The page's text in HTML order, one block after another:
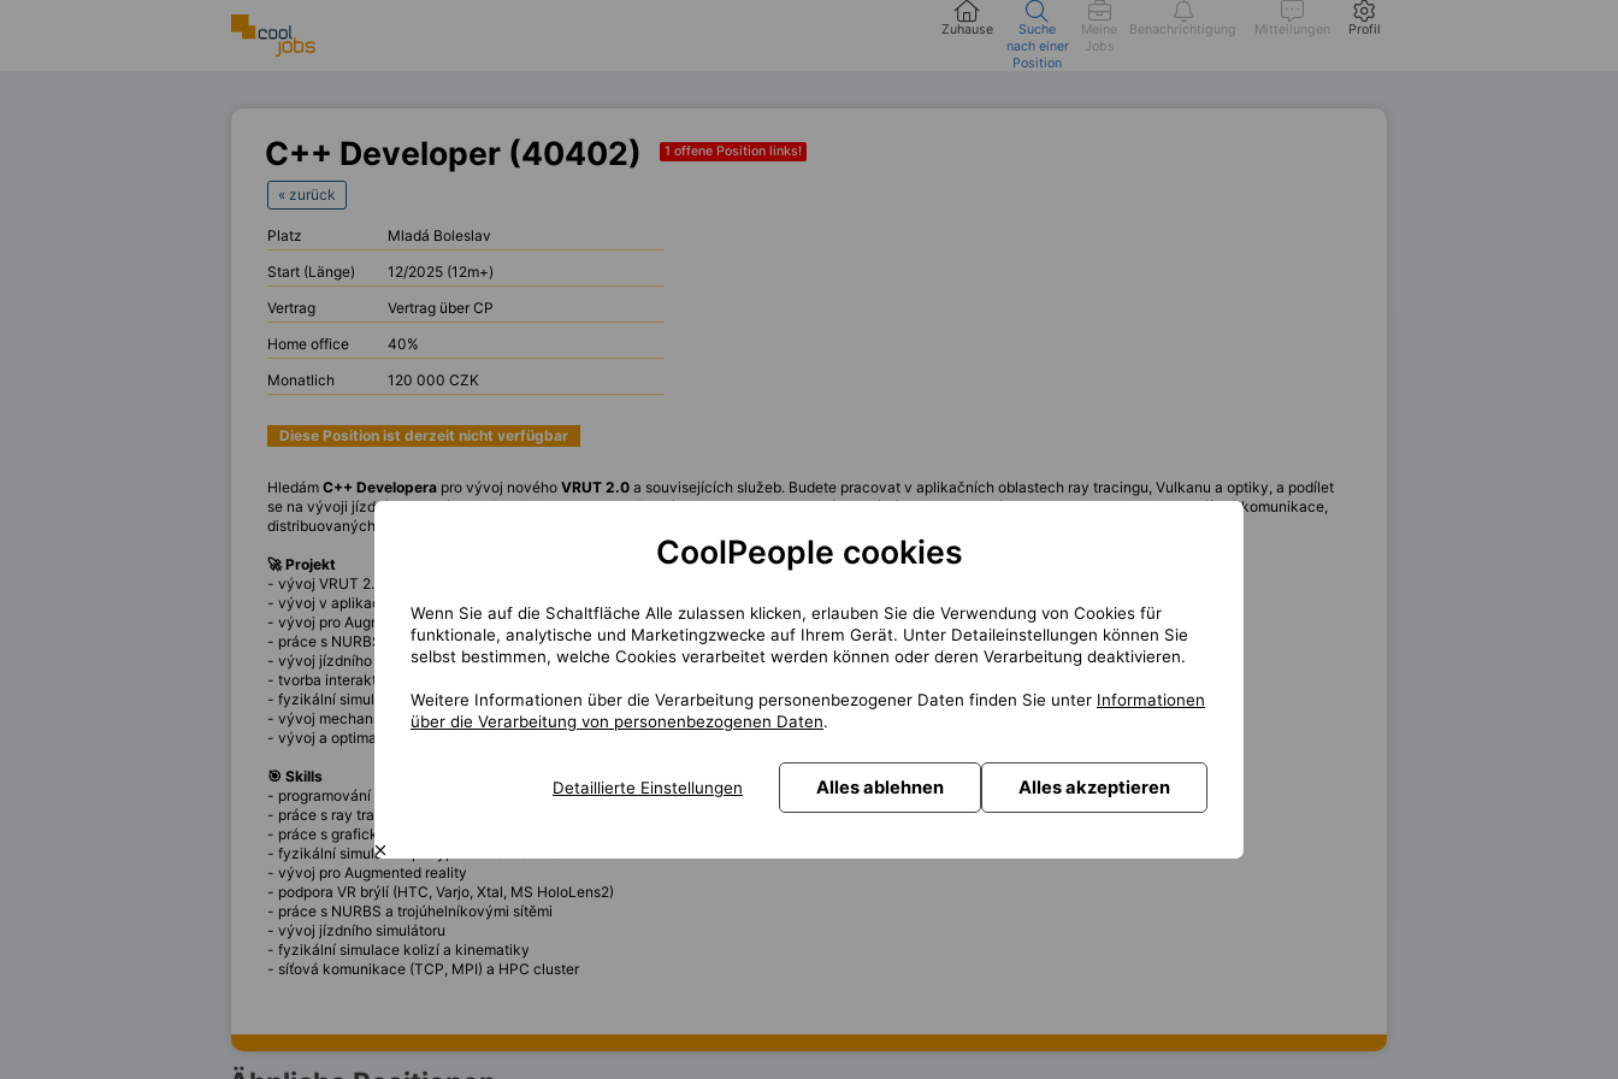
Zuhause
Suche
nach einer
Position
Meine
Jobs
Benachrichtigung Mitteilungen Profil
C++ Developer (40402) 1 offene Position links!
« zurück
Platz
Mladá Boleslav
Start (Länge)
12/2025 (12m+)
Vertrag
Vertrag über CP
Home office
40%
Monatlich
120 000 CZK
Diese Position ist derzeit nicht verfügbar
Hledám C++ Developera pro vývoj nového VRUT 2.0 a souvisejících služeb. Budete pracovat v aplikačních oblastech ray tracingu, Vulkanu a optiky, a podílet
se na vývoji jízdního simulátoru včetně fyziky vozu. Vaše práce bude zahrnovat také fyzikální simulace kolizí a kinematiky, a optimalizaci síťové komunikace,
distribuovaných výpočtů a datových toků. Pokud máte zkušenosti s AR/VR a HPC clusterem, ozvěte se mi.
🚀 Projekt
- vývoj VRUT 2.0 a souvisejících služeb
- vývoj v aplikačních oblastech ray tracingu, Vulkanu a optiky
- vývoj pro Augmented reality a podpora VR brýlí
- práce s NURBS a trojúhelníkovými sítěmi
- vývoj jízdního simulátoru a fyziky vozu
- tvorba interaktivity ve VR scénách
- fyzikální simulace kolizí a kinematiky
- vývoj mechanismů pohybu
- vývoj a optimalizace síťové komunikace, distribuovaných výpočtů a datových toků
🎯 Skills
- programování v C++
- práce s ray tracingem (CPU)
- práce s grafickým rozhraním Vulkan
- fyzikální simulace optiky, světla a materiálů
- vývoj pro Augmented reality
- podpora VR brýlí (HTC, Varjo, Xtal, MS HoloLens2)
- práce s NURBS a trojúhelníkovými sítěmi
- vývoj jízdního simulátoru
- fyzikální simulace kolizí a kinematiky
- síťová komunikace (TCP, MPI) a HPC cluster
CoolPeople cookies
Wenn Sie auf die Schaltfläche Alle zulassen klicken, erlauben Sie die Verwendung von Cookies für
funktionale, analytische und Marketingzwecke auf Ihrem Gerät. Unter Detaileinstellungen können Sie
selbst bestimmen, welche Cookies verarbeitet werden können oder deren Verarbeitung deaktivieren.
Weitere Informationen über die Verarbeitung personenbezogener Daten finden Sie unter Informationen
über die Verarbeitung von personenbezogenen Daten.
Detaillierte Einstellungen Alles ablehnen Alles akzeptieren